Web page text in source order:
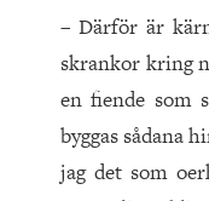
– Därför är
skrankor kring
en fiende som
byggas sådana
jag det som